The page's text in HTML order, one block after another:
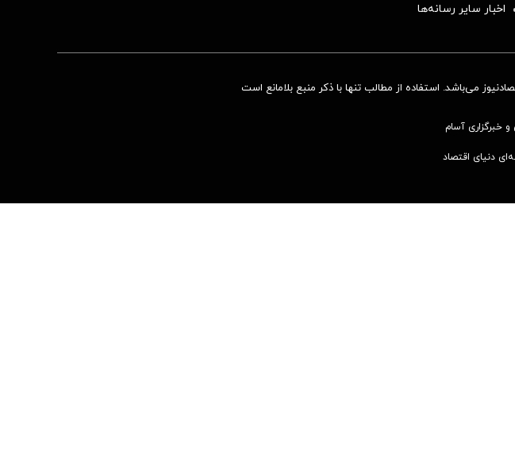
اخبار سایر رسانه‌‌ها
می‌باشد. استفاده از مطالب تنها با ذکر منبع بلامانع است
خبرگزاری آسام
دنیای اقتصاد